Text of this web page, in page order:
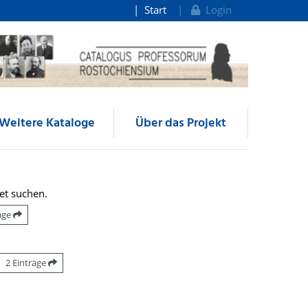
Start Login
Kataloge Über das Projekt
suchen.
2 Einträge